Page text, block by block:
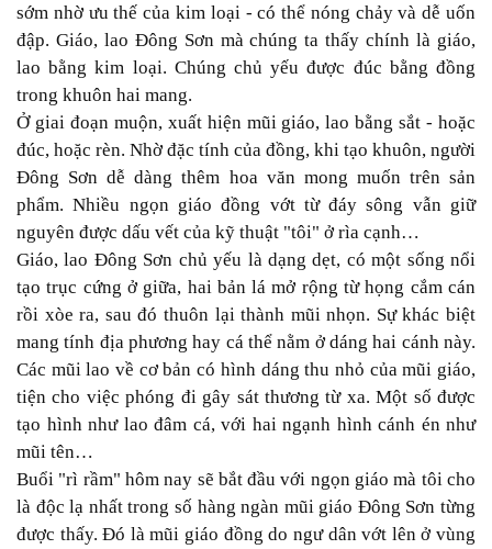
sớm nhờ ưu thế của kim loại - có thể nóng chảy và dễ uốn
đập. Giáo, lao Đông Sơn mà chúng ta thấy chính là giáo,
lao bằng kim loại. Chúng chủ yếu được đúc bằng đồng
trong khuôn hai mang.
Ở giai đoạn muộn, xuất hiện mũi giáo, lao bằng sắt - hoặc
đúc, hoặc rèn. Nhờ đặc tính của đồng, khi tạo khuôn, người
Đông Sơn dễ dàng thêm hoa văn mong muốn trên sản
phẩm. Nhiều ngọn giáo đồng vớt từ đáy sông vẫn giữ
nguyên được dấu vết của kỹ thuật "tôi" ở rìa cạnh…
Giáo, lao Đông Sơn chủ yếu là dạng dẹt, có một sống nổi
tạo trục cứng ở giữa, hai bản lá mở rộng từ họng cắm cán
rồi xòe ra, sau đó thuôn lại thành mũi nhọn. Sự khác biệt
mang tính địa phương hay cá thể nằm ở dáng hai cánh này.
Các mũi lao về cơ bản có hình dáng thu nhỏ của mũi giáo,
tiện cho việc phóng đi gây sát thương từ xa. Một số được
tạo hình như lao đâm cá, với hai ngạnh hình cánh én như
mũi tên…
Buổi "rì rầm" hôm nay sẽ bắt đầu với ngọn giáo mà tôi cho
là độc lạ nhất trong số hàng ngàn mũi giáo Đông Sơn từng
được thấy. Đó là mũi giáo đồng do ngư dân vớt lên ở vùng